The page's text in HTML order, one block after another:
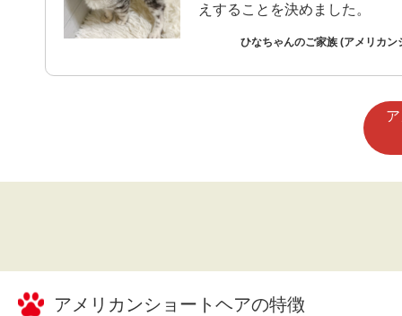
えすることを決めました。
ひなちゃんのご家族 (アメリカン
アメリカンショートヘアの特徴